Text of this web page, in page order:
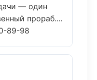
— один
прораб....
89-98